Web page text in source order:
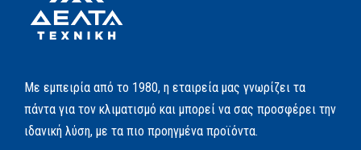
Με εμπειρία από το 1980, η εταιρεία μας γνωρίζει τα
πάντα για τον κλιματισμό και μπορεί να σας προσφέρει την
ιδανική λύση, με τα πιο προηγμένα προϊόντα.